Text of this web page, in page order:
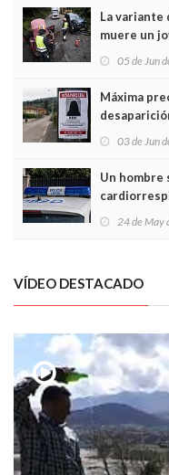
La variante
muere un
frontal
05 de Jun
Máxima
03 de Jun
Un hombre
Local en
24 de May
VÍDEO DESTACADO